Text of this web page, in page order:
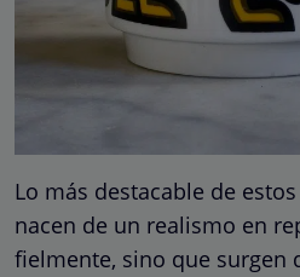
Lo más destacable de
nacen de un realismo en
fielmente, sino que surgen